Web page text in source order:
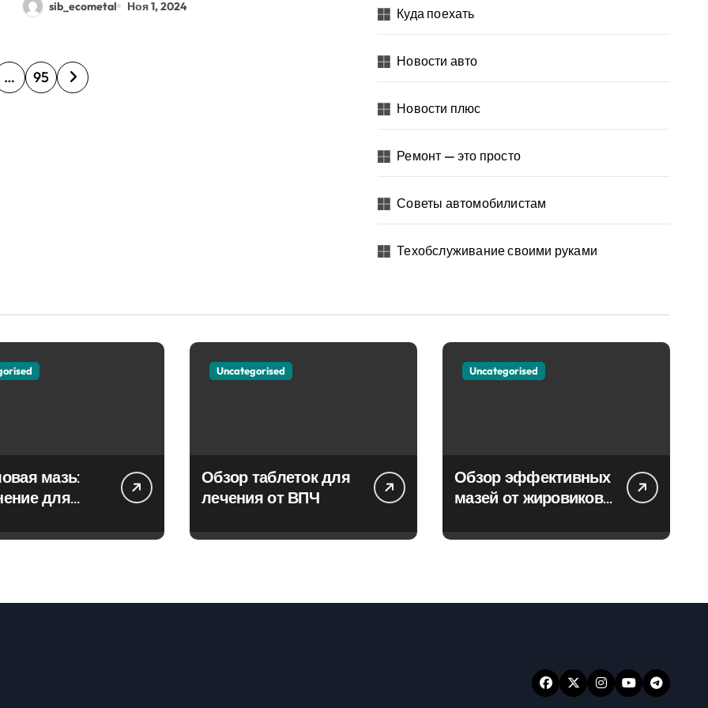
sib_ecometal Ноя 1, 2024
… 95
Куда поехать
Новости авто
Новости плюс
Ремонт — это просто
Советы автомобилистам
Техобслуживание своими руками
мазь:
для
Uncategorised
Обзор таблеток для
лечения от ВПЧ
Uncategorised
Обзор эффективных
мазей от жировиков
эффектом